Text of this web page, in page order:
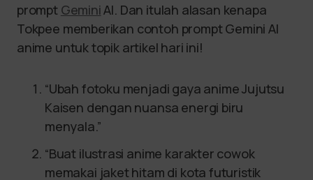
prompt GeminiAI. Dan itulah alasan kenapa
Tokpee memberikan contoh prompt Gemini AI
anime untuk topik artikel hari ini!
“Ubah fotoku menjadi gaya anime Jujutsu
Kaisen dengan nuansa energi biru
menyala.”
“Buat ilustrasi anime karakter cowok
memakai jaket hitam di kota futuristik